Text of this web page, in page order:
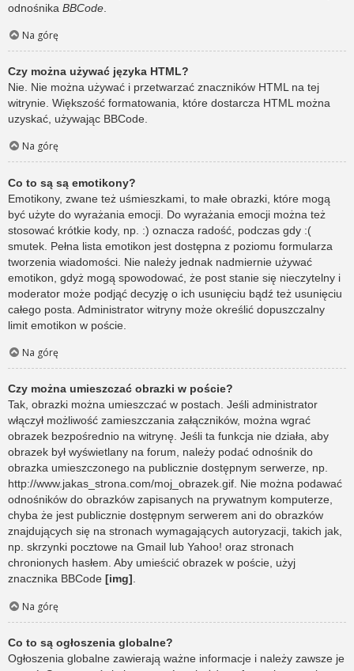
odnośnika BBCode
Na górę
Czy można używać języka HTML?
Nie. Nie można używać i przetwarzać znaczników HTML na tej
witrynie. Większość formatowania, które dostarcza HTML można
uzyskać, używając BBCode.
Na górę
Co to są są emotikony?
Emotikony, zwane też uśmieszkami, to małe obrazki, które mogą
być użyte do wyrażania emocji. Do wyrażania emocji można też
stosować krótkie kody, np. :) oznacza radość, podczas gdy :(
smutek. Pełna lista emotikon jest dostępna z poziomu formularza
tworzenia wiadomości. Nie należy jednak nadmiernie używać
emotikon, gdyż mogą spowodować, że post stanie się nieczytelny i
moderator może podjąć decyzję o ich usunięciu bądź też usunięciu
całego posta. Administrator witryny może określić dopuszczalny
limit emotikon w poście.
Na górę
Czy można umieszczać obrazki w poście?
Tak, obrazki można umieszczać w postach. Jeśli administrator
włączył możliwość zamieszczania załączników, można wgrać
obrazek bezpośrednio na witrynę. Jeśli ta funkcja nie działa, aby
obrazek był wyświetlany na forum, należy podać odnośnik do
obrazka umieszczonego na publicznie dostępnym serwerze, np.
http://www.jakas_strona.com/moj_obrazek.gif. Nie można podawać
odnośników do obrazków zapisanych na prywatnym komputerze,
chyba że jest publicznie dostępnym serwerem ani do obrazków
znajdujących się na stronach wymagających autoryzacji, takich jak,
np. skrzynki pocztowe na Gmail lub Yahoo! oraz stronach
chronionych hasłem. Aby umieścić obrazek w poście, użyj
znacznika BBCode [img].
Na górę
Co to są ogłoszenia globalne?
Ogłoszenia globalne zawierają ważne informacje i należy zawsze je